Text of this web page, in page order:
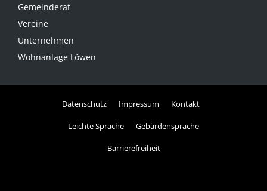
Gemeinderat
Vereine
Unternehmen
Wohnanlage Löwen
Datenschutz Impressum Kontakt
Leichte Sprache Gebärdensprache
Barrierefreiheit